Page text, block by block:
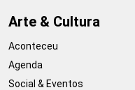
Arte & Cultura
Aconteceu
Agenda
Social & Eventos